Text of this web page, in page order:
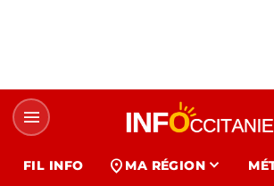
menu
FIL INFO location_on MA RÉGION expand_more